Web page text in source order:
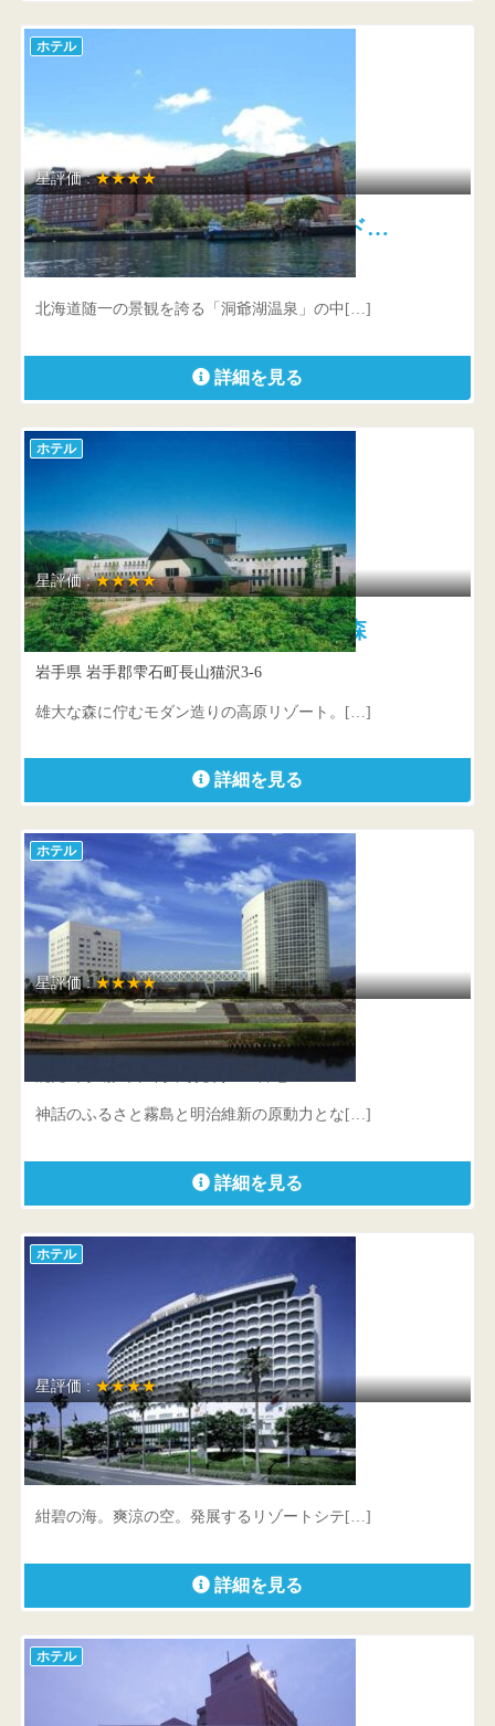
ホテル
星評価 :★★★★
洞爺湖万世閣ホテルレイクサイド…
北海道 虻田郡洞爺湖町洞爺湖温泉21番地
北海道随一の景観を誇る「洞爺湖温泉」の中[…]
詳細を見る
ホテル
星評価 :★★★★
南網張ありね温泉 ゆこたんの森
岩手県 岩手郡雫石町長山猫沢3-6
雄大な森に佇むモダン造りの高原リゾート。[…]
詳細を見る
ホテル
星評価 :★★★★
ホテル京セラ
神話のふるさと霧島と明治維新の原動力とな[…]
詳細を見る
ホテル
星評価 :★★★★
鹿児島サンロイヤルホテル
鹿児島県 鹿児島市与次郎1-8-10
紺碧の海。爽涼の空。発展するリゾートシテ[…]
詳細を見る
ホテル